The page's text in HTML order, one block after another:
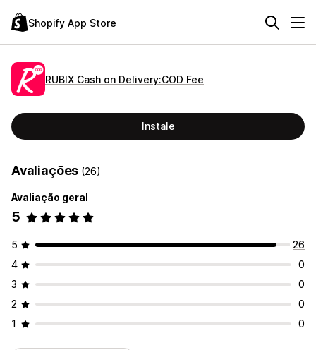
Shopify App Store
RUBIX Cash on Delivery:COD Fee
Instale
Avaliações (26)
Avaliação geral
5
5
26
4
0
3
0
2
0
1
0